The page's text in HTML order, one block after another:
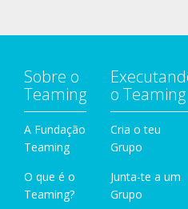
Sobre o
Teaming
A Fundação
Teaming
O que é o
Teaming?
o Teaming
Cria o teu
Grupo
Junta-te a um
Grupo